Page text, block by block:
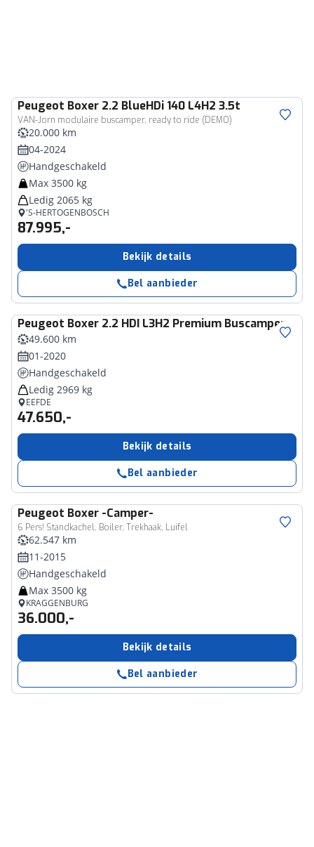
Peugeot Boxer 2.2 BlueHDi 140 L4H2 3.5t
VAN-Jorn modulaire buscamper, ready to ride (DEMO)
20.000 km
04-2024
Handgeschakeld
Max 3500 kg
Ledig 2065 kg
'S-HERTOGENBOSCH
87.995,-
Bekijk details
Bel aanbieder
Peugeot Boxer 2.2 HDI L3H2 Premium Buscamper
49.600 km
01-2020
Handgeschakeld
Ledig 2969 kg
EEFDE
47.650,-
Bekijk details
Bel aanbieder
Peugeot Boxer -Camper-
6 Pers! Standkachel, Boiler, Trekhaak, Luifel
62.547 km
11-2015
Handgeschakeld
Max 3500 kg
KRAGGENBURG
36.000,-
Bekijk details
Bel aanbieder